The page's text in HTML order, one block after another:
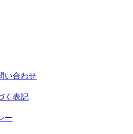
い合わせ
く表記
ー